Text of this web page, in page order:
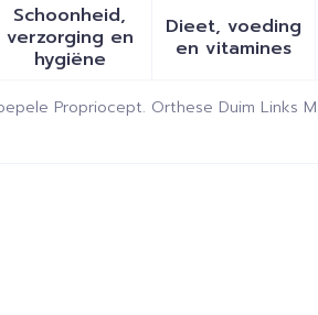
Schoonheid,
verzorging en
hygiëneToon submenu voor
Dieet, voeding
en vitamines
Toon
Propriocept. Orthese Duim Links M